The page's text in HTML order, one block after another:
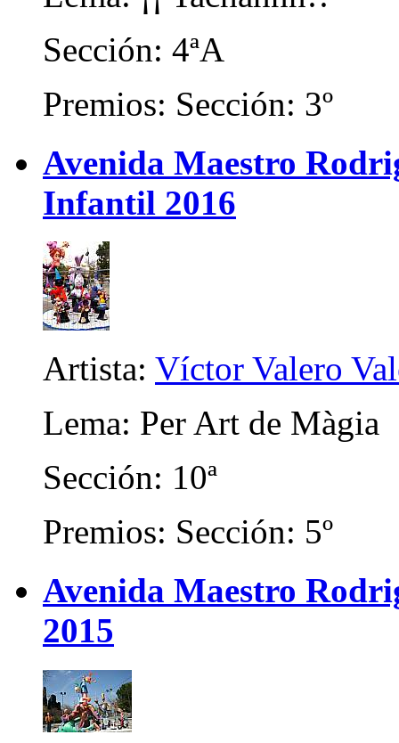
Sección: 4ªA
Premios: Sección: 3º
Avenida Maestro
Infantil 2016
Artista: Víctor Valero
Lema: Per Art de Màgia
Sección: 10ª
Premios: Sección: 5º
Avenida Maestro
2015